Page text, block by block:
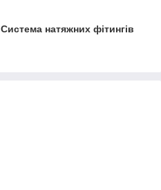
Система натяжних фітингів